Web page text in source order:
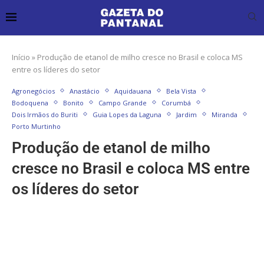
Início » Produção de etanol de milho cresce no Brasil e coloca MS
entre os líderes do setor
Agronegócios Anastácio Aquidauana
Bela Vista
Bodoquena
Bonito Campo Grande
Corumbá
Dois Irmãos do Buriti
Guia Lopes da Laguna Jardim
Miranda
Porto Murtinho
Produção de etanol de milho
cresce no Brasil e coloca MS entre
os líderes do setor